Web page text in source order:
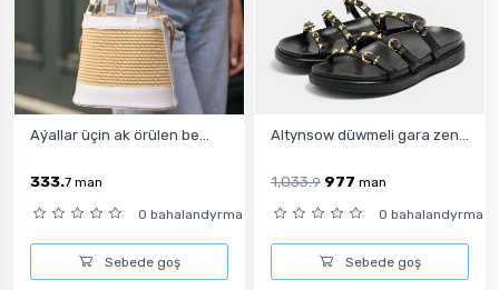
Aýallar üçin ak örülen be...
333.7 man
0 bahalandyrma
Sebede goş
Altynsow düwmeli gara zen...
1,033.9 977 man
0 bahalandyrma
Sebede goş